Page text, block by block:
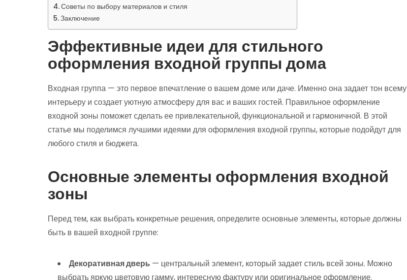
Советы по выбору материалов и стиля
Заключение
Эффективные идеи для стильного
оформления входной группы дома
Входная группа — это первое впечатление о вашем доме или даче. Именно она задает тон всему
интерьеру и создает уютную атмосферу для вас и ваших гостей. Правильное оформление
входной зоны поможет сделать ее привлекательной, функциональной и гармоничной. В этой
статье мы поделимся лучшими идеями для оформления входной группы, которые подойдут для
любого стиля и бюджета.
Основные элементы оформления входной
зоны
Перед тем, как выбрать конкретные решения, определите основные элементы, которые должны
быть в вашей входной группе:
Декоративная дверь — центральный элемент, который задает стиль всей зоны. Можно
выбрать яркую цветовую гамму, интересную фактуру или оригинальное оформление.